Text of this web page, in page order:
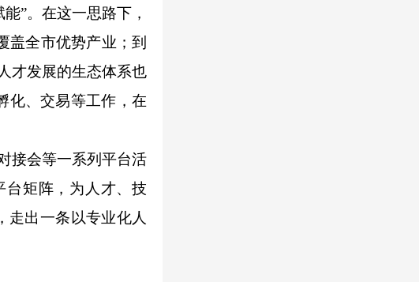
”。在这一思路下，
盖全市优势产业；到
才发展的生态体系也
化、交易等工作，在
接会等一系列平台活
台矩阵，为人才、技
走出一条以专业化人